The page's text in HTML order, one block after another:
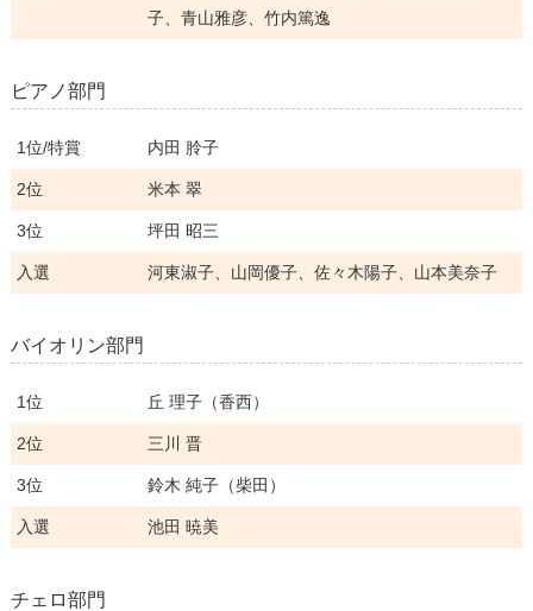
子、青山雅彦、竹内篤逸
ピアノ部門
1位/特賞 内田 朎子
2位 米本 翠
3位 坪田 昭三
入選 河東淑子、山岡優子、佐々木陽子、山本美奈子
バイオリン部門
1位 丘 理子（香西）
2位 三川 晋
3位 鈴木 純子（柴田）
入選 池田 暁美
チェロ部門